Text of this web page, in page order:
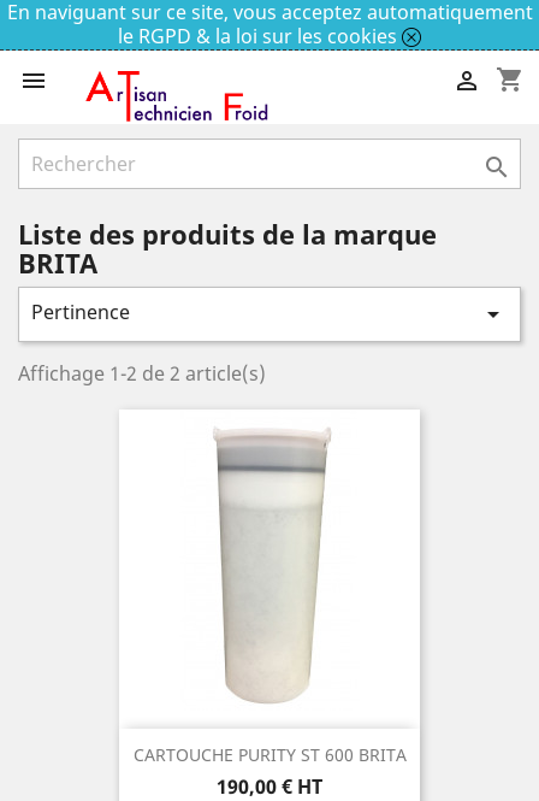
En naviguant sur ce site, vous acceptez automatiquement
le RGPD & la loi sur les cookies
 shopping_cart


Liste des produits de la marque
BRITA
Pertinence 
Affichage 1-2 de 2 article(s)
CARTOUCHE PURITY ST 600 BRITA
Prix
190,00 € HT